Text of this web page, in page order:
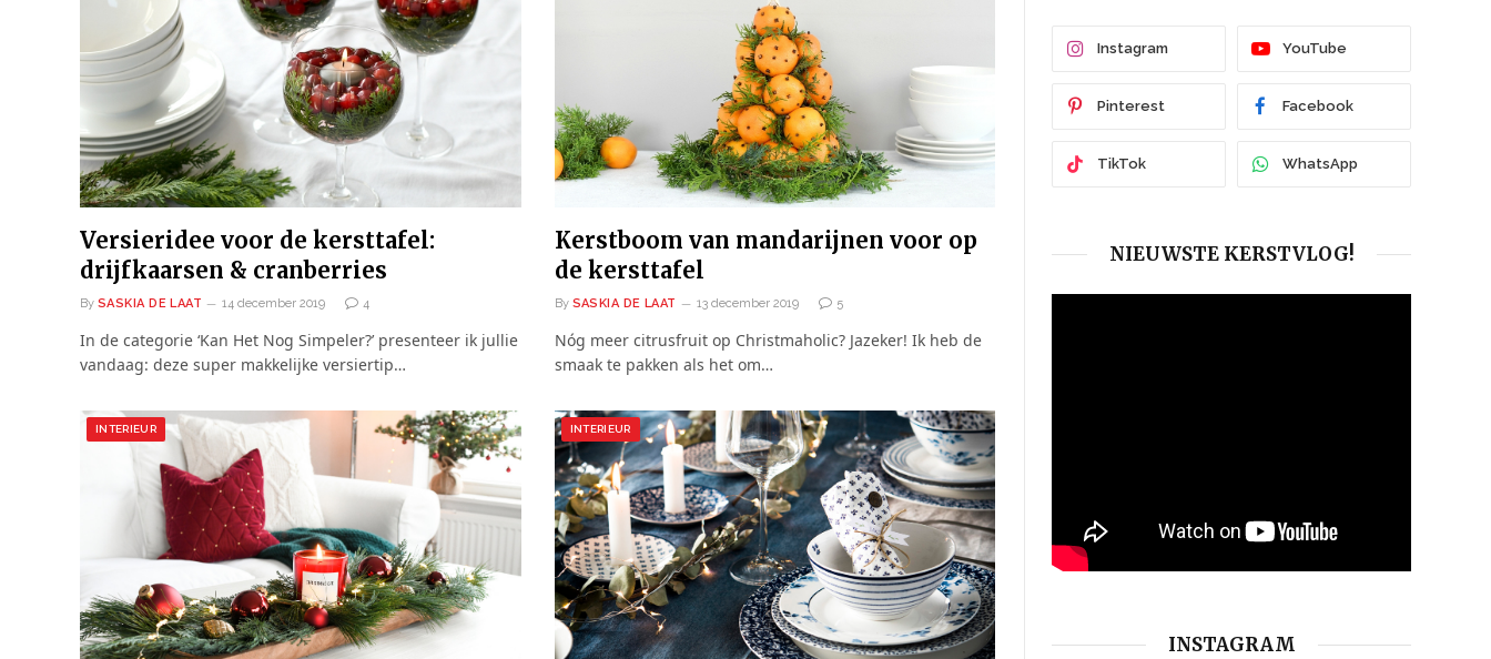
Versieridee voor de kersttafel:
drijfkaarsen & cranberries
By SASKIA DE LAAT 14 december 2019 4
In de categorie ‘Kan Het Nog Simpeler?’ presenteer ik jullie
vandaag: deze super makkelijke versiertip…
Kerstboom van mandarijnen voor op
de kersttafel
By SASKIA DE LAAT 13 december 2019 5
Nóg meer citrusfruit op Christmaholic? Jazeker! Ik heb de
smaak te pakken als het om…
INTERIEUR INTERIEUR
Instagram YouTube
Pinterest Facebook
TikTok WhatsApp
NIEUWSTE KERSTVLOG!
INSTAGRAM